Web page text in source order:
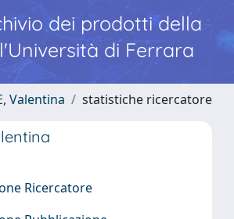
dei prodotti della
di Ferrara
Valentina statistiche ricercatore
Ricercatore